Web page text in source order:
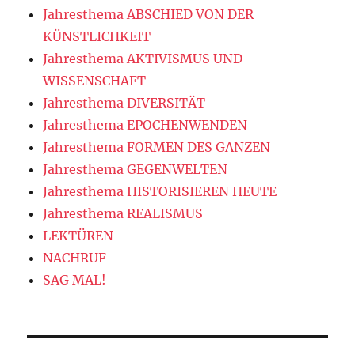
Jahresthema ABSCHIED VON DER
KÜNSTLICHKEIT
Jahresthema AKTIVISMUS UND
WISSENSCHAFT
Jahresthema DIVERSITÄT
Jahresthema EPOCHENWENDEN
Jahresthema FORMEN DES GANZEN
Jahresthema GEGENWELTEN
Jahresthema HISTORISIEREN HEUTE
Jahresthema REALISMUS
LEKTÜREN
NACHRUF
SAG MAL!